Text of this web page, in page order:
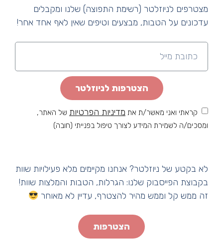
מחפשים יעד חדש? עגלות הקפה הלוהטות של
העונה שאתם חייבים להכיר
הבחירה המושלמת עבור משקה קפה איכותי
מצטרפים לניוזלטר (רשימת התפוצה) שלנו ומקבלים
עדכונים על הטבות, מבצעים וטיפים שאין לאף אחד אחר!
הצטרפות לניוזלטר
קראתי ואני מאשר/ת את מדיניות הפרטיות של האתר,
ומסכים/ה לשמירת המידע לצורך טיפול בפנייתי (חובה)
לא בקטע של ניוזלטר? אנחנו מקיימים מלא פעילויות שוות
בקבוצת הפייסבוק שלנו: הגרלות, הטבות והמלצות שוות!
זה ממש קל וממש מהיר להצטרף, עדיין לא מאוחר
הצטרפות